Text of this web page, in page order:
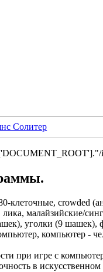
клеточные, crowded
лика, малайзийские/
уголки (9 шашек),
компьютер -
при игре с
в